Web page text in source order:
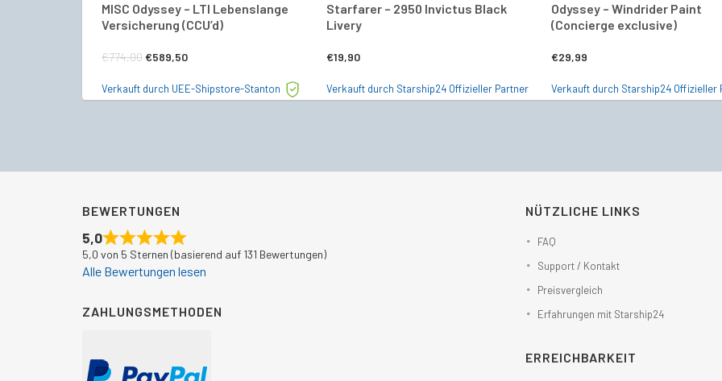
MISC Odyssey – LTI Lebenslange
Versicherung (CCU’d)
€774,00Ursprünglicher
war:
€589,50
ist:
Verkauft durch UEE-Shipstore-Stanton
Starfarer – 2950 Invictus Black
Livery
€19,90
Verkauft durch Starship24 Offizieller Partner
Odyssey – Windrider Paint
(Concierge exclusive)
€29,99
Verkauft durch Starship24 Offizieller
BEWERTUNGEN
5,0
5,0 von 5 Sternen (basierend auf 131 Bewertungen)
Alle Bewertungen lesen
ZAHLUNGSMETHODEN
NÜTZLICHE LINKS
FAQ
Support / Kontakt
Preisvergleich
Erfahrungen mit Starship24
ERREICHBARKEIT